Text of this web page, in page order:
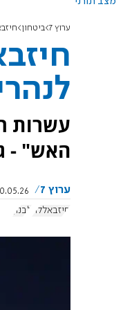
ערוץ 7 ביטחון חיזבאללה ירה כ-
עשרות
האש" -
ערוץ 7
20:24
חיזבאללה
לבנון